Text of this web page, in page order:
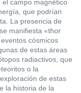
campo magnético
que podrían
La presencia de
manifiesta «thor
cósmicos
de estas áreas
radiactivos, que
o la
de estas
la historia de la